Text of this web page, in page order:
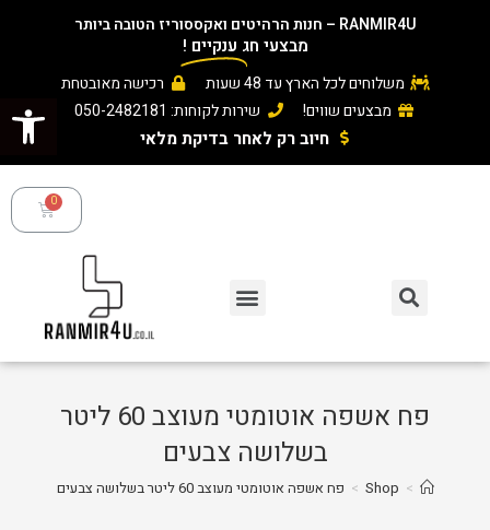
פתח סרגל נגישות
RANMIR4U – חנות הרהיטים ואקססוריז הטובה ביותר
מבצעי חג ענקיים !
משלוחים לכל הארץ עד 48 שעות
רכישה מאובטחת
מבצעים שווים!
שירות לקוחות: 050-2482181
חיוב רק לאחר בדיקת מלאי ​
פח אשפה אוטומטי מעוצב 60 ליטר
בשלושה צבעים
>
Shop
> פח אשפה אוטומטי מעוצב 60 ליטר בשלושה צבעים